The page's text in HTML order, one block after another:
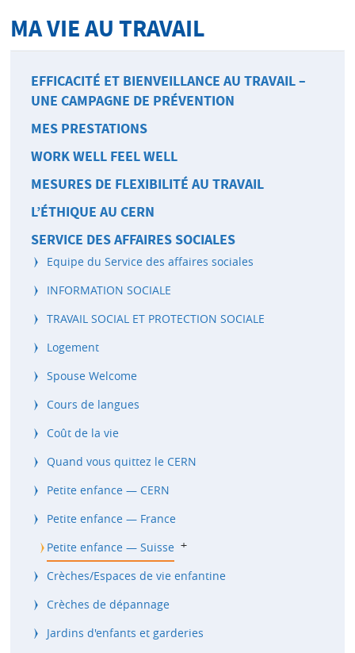
MA VIE AU TRAVAIL
EFFICACITÉ ET BIENVEILLANCE AU TRAVAIL –
UNE CAMPAGNE DE PRÉVENTION
MES PRESTATIONS
WORK WELL FEEL WELL
MESURES DE FLEXIBILITÉ AU TRAVAIL
L’ÉTHIQUE AU CERN
SERVICE DES AFFAIRES SOCIALES
Equipe du Service des affaires sociales
INFORMATION SOCIALE
TRAVAIL SOCIAL ET PROTECTION SOCIALE
Logement
Spouse Welcome
Cours de langues
Coût de la vie
Quand vous quittez le CERN
Petite enfance — CERN
Petite enfance — France
Petite enfance — Suisse b
Crèches/Espaces de vie enfantine
Crèches de dépannage
Jardins d'enfants et garderies